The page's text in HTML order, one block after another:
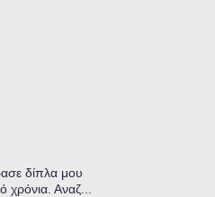
δίπλα μου
χρόνια. Αναζ...